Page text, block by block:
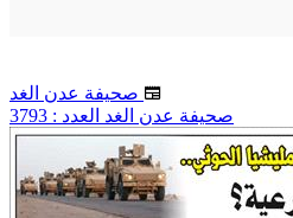
صحيفة عدن الغد العدد : 3793